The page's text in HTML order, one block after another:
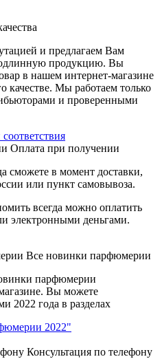
и предлагаем Вам
продукцию. Вы
в нашем интернет-магазине
качестве. Мы работаем только
и проверенными
Оплата при получении
сможете в момент доставки,
или пункт самовывоза.
всегда можно оплатить
электронными деньгами.
Все новинки парфюмерии
парфюмерии
Вы можете
2022 года в разделах
2022"
Консультация по телефону